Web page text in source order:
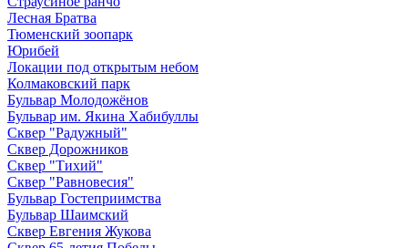
Лесная Братва
Тюменский зоопарк
Юрибей
Локации под открытым небом
Колмаковский парк
Бульвар Молодожёнов
Бульвар им. Якина Хабибуллы
Сквер "Радужный"
Сквер Дорожников
Сквер "Тихий"
Cквер "Равновесия"
Бульвар Гостеприимства
Бульвар Шаимский
Сквер Евгения Жукова